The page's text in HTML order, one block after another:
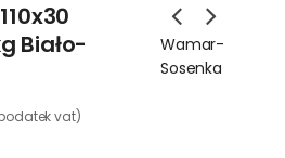
Biało-
Wamar-
Sosenka
vat)